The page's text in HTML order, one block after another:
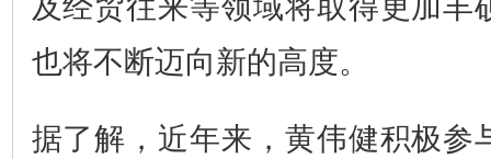
也将不断迈向新的高度。
据了解，近年来，黄伟健积极参